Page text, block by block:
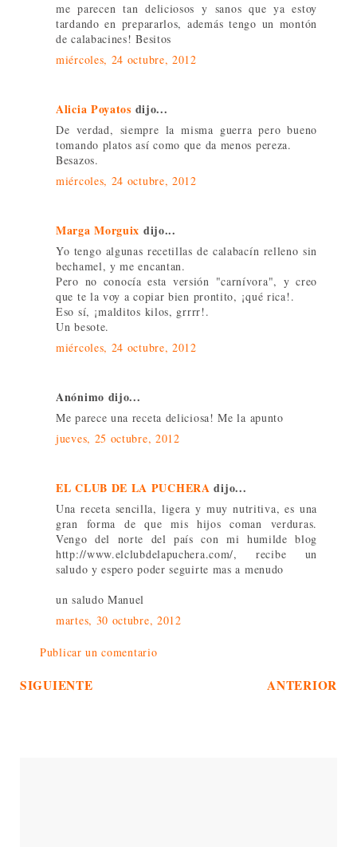
me parecen tan deliciosos y sanos que ya estoy
tardando en prepararlos, además tengo un montón
de calabacines! Besitos
miércoles, 24 octubre, 2012
Alicia Poyatos dijo...
De verdad, siempre la misma guerra pero bueno
tomando platos así como que da menos pereza.
Besazos.
miércoles, 24 octubre, 2012
Marga Morguix dijo...
Yo tengo algunas recetillas de calabacín relleno sin
bechamel, y me encantan.
Pero no conocía esta versión "carnívora", y creo
que te la voy a copiar bien prontito, ¡qué rica!.
Eso sí, ¡malditos kilos, grrrr!.
Un besote.
miércoles, 24 octubre, 2012
Anónimo dijo...
Me parece una receta deliciosa! Me la apunto
jueves, 25 octubre, 2012
EL CLUB DE LA PUCHERA dijo...
Una receta sencilla, ligera y muy nutritiva, es una
gran forma de que mis hijos coman verduras.
Vengo del norte del país con mi humilde blog
http://www.elclubdelapuchera.com/, recibe un
saludo y espero poder seguirte mas a menudo
un saludo Manuel
martes, 30 octubre, 2012
Publicar un comentario
SIGUIENTE ANTERIOR